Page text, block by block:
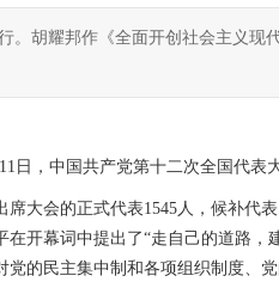
。胡耀邦作《全面开创社会主义
11日，中国共产党第十二次全国代
席大会的正式代表1545人，候补代
开幕词中提出了“走自己的道路
的民主集中制和各项组织制度、